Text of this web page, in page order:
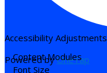
Accessibility Adjustments
Powered byOneTap
Content Modules
Font Size